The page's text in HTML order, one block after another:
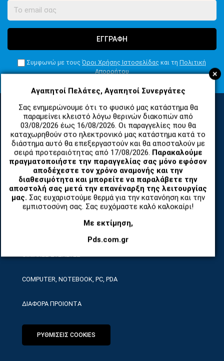
+
Αγαπητοί Πελάτες, Αγαπητοί Συνεργάτες
Σας ενημερώνουμε ότι το φυσικό μας κατάστημα θα
παραμείνει κλειστό λόγω θερινών διακοπών από
03/08/2026 έως 16/08/2026. Οι παραγγελίες που θα
καταχωρηθούν στο ηλεκτρονικό μας κατάστημα κατά το
διάστημα αυτό θα επεξεργαστούν και θα αποσταλούν με
σειρά προτεραιότητας από 17/08/2026. Παρακαλούμε
πραγματοποιήστε την παραγγελίας σας μόνο εφόσον
αποδέχεστε τον χρόνο αναμονής και την
διαθεσιμότητα και μπορείτε να παραλάβετε την
αποστολή σας μετά την επανέναρξη της λειτουργίας
μας. Σας ευχαριστούμε θερμά για την κατανόηση και την
εμπιστοσύνη σας. Σας ευχόμαστε καλό καλοκαίρι!
Με εκτίμηση,
Pds.com.gr
ΕΓΓΡΑΦΗ
Συμφωνώ με τους Όροι Χρήσης Ιστοσελίδας και τη Πολιτική
Απορρήτου
ΚΑΤΗΓΟΡΙΕΣ
ΑΝΤΑΛΛΑΚΤΙΚΑ ΚΑΙ ΑΞΕΣΟΥΑΡ ΚΙΝΗΤΩΝ ΤΗΛΕΦΩΝΩΝ
TABLET
ΤΗΛΕΠΙΚΟΙΝΩΝΙΕΣ, ΑΣΥΡΜΑΤΑ, FCT
COMPUTER, NOTEBOOK, PC, PDA
ΔΙΑΦΟΡΑ ΠΡΟΙΟΝΤΑ
ΡΥΘΜΙΣΕΙΣ COOKIES